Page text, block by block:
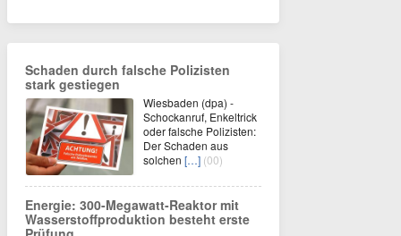
Schaden durch falsche Polizisten
stark gestiegen
Wiesbaden (dpa) -
Schockanruf, Enkeltrick
oder falsche Polizisten:
Der Schaden aus
solchen […] (00)
Energie: 300-Megawatt-Reaktor mit
Wasserstoffproduktion besteht erste